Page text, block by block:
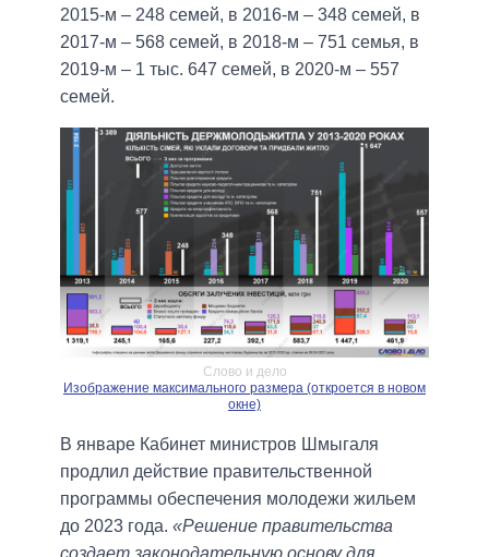
2015-м – 248 семей, в 2016-м – 348 семей, в
2017-м – 568 семей, в 2018-м – 751 семья, в
2019-м – 1 тыс. 647 семей, в 2020-м – 557
семей.
Слово и дело
Изображение максимального размера (откроется в новом
окне)
В январе Кабинет министров Шмыгаля
продлил действие правительственной
программы обеспечения молодежи жильем
до 2023 года. «Решение правительства